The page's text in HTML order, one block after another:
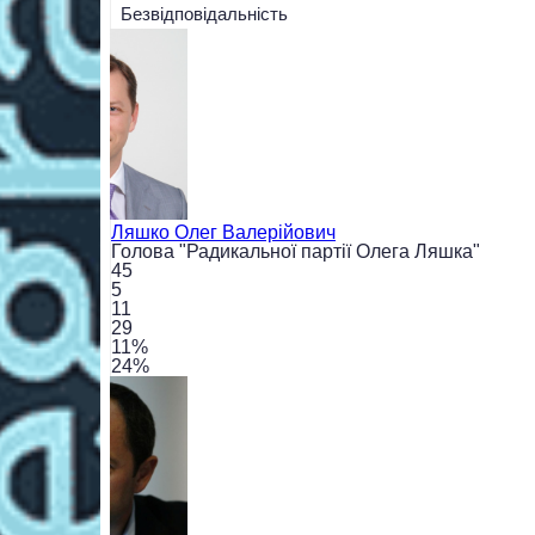
Безвідповідальність
Ляшко Олег Валерійович
Голова "Радикальної партії Олега Ляшка"
45
5
11
29
11%
24%